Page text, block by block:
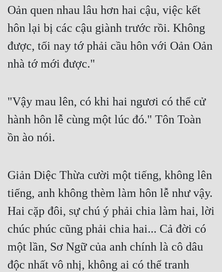
Oản quen nhau lâu hơn hai cậu, việc kết
hôn lại bị các cậu giành trước rồi. Không
được, tối nay tớ phải cầu hôn với Oản Oản
nhà tớ mới được."
"Vậy mau lên, có khi hai ngươi có thể cử
hành hôn lễ cùng một lúc đó." Tôn Toàn
ồn ào nói.
Giản Diệc Thừa cười một tiếng, không lên
tiếng, anh không thèm làm hôn lễ như vậy.
Hai cặp đôi, sự chú ý phải chia làm hai, lời
chúc phúc cũng phải chia hai... Cả đời có
một lần, Sơ Ngữ của anh chính là cô dâu
độc nhất vô nhị, không ai có thể tranh